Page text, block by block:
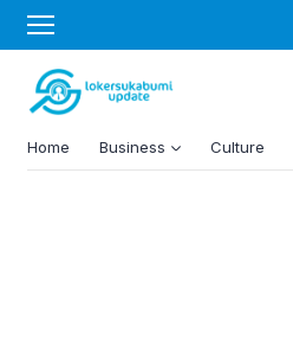
Home Business Culture